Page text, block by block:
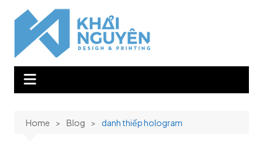
Home Blog danh thiếp hologram